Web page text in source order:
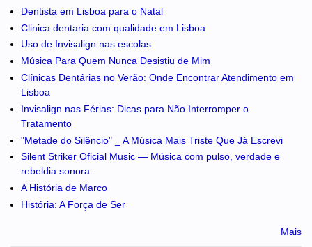
Dentista em Lisboa para o Natal
Clinica dentaria com qualidade em Lisboa
Uso de Invisalign nas escolas
Música Para Quem Nunca Desistiu de Mim
Clínicas Dentárias no Verão: Onde Encontrar Atendimento em
Lisboa
Invisalign nas Férias: Dicas para Não Interromper o
Tratamento
"Metade do Silêncio" _ A Música Mais Triste Que Já Escrevi
Silent Striker Oficial Music — Música com pulso, verdade e
rebeldia sonora
A História de Marco
História: A Força de Ser
Mais